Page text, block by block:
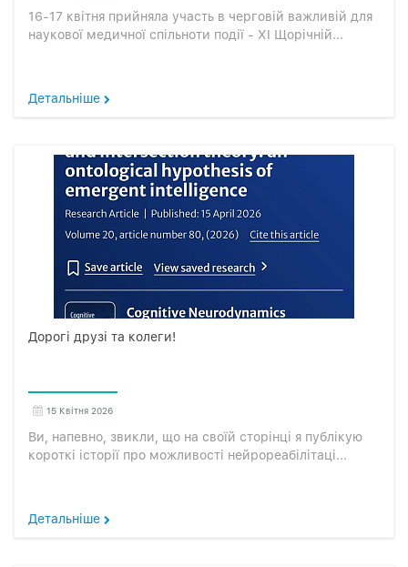
16-17 квітня прийняла участь в черговій важливій для
наукової медичної спільноти події - XI Щорічній...
Детальніше
Дорогі друзі та колеги!
15 Квітня 2026
Ви, напевно, звикли, що на своїй сторінці я публікую
короткі історії про можливості нейрореабілітаці...
Детальніше